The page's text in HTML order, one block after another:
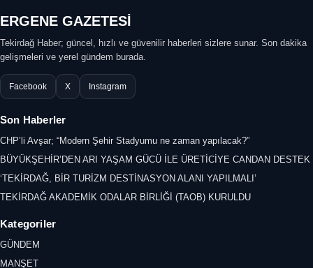
ERGENE GAZETESİ
Tekirdağ Haber; güncel, hızlı ve güvenilir haberleri sizlere sunar. Son dakika
gelişmeleri ve yerel gündem burada.
Facebook X Instagram
Son Haberler
CHP’li Avşar; “Modern Şehir Stadyumu ne zaman yapılacak?”
BÜYÜKŞEHİR’DEN ARI YAŞAM GÜCÜ İLE ÜRETİCİYE CANDAN DESTEK
‘TEKİRDAĞ, BİR TURİZM DESTİNASYON ALANI YAPILMALI’
TEKİRDAĞ AKADEMİK ODALAR BİRLİĞİ (TAOB) KURULDU
Kategoriler
GÜNDEM
MANŞET